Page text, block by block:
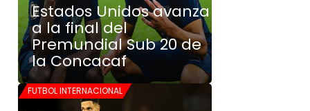
Estados Unidos avanza
a la final del
Premundial Sub 20 de
la Concacaf
FUTBOL INTERNACIONAL